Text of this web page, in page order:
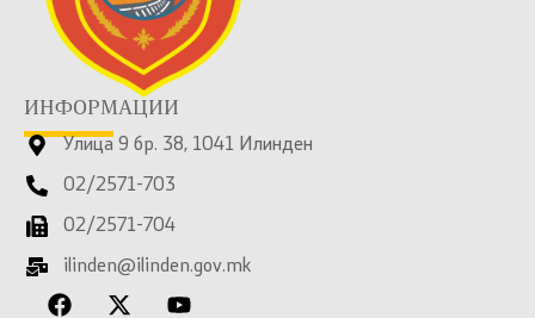
ИНФОРМАЦИИ
Улица 9 бр. 38, 1041 Илинден
02/2571-703
02/2571-704
ilinden@ilinden.gov.mk